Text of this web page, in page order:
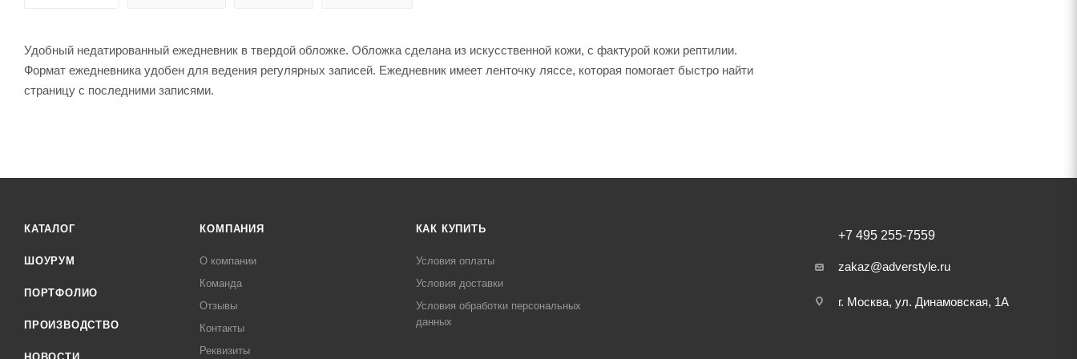
Удобный недатированный ежедневник в твердой обложке. Обложка сделана из искусственной кожи, с фактурой кожи рептилии.
Формат ежедневника удобен для ведения регулярных записей. Ежедневник имеет ленточку ляссе, которая помогает быстро найти
страницу с последними записями.
КАТАЛОГ
ШОУРУМ
ПОРТФОЛИО
ПРОИЗВОДСТВО
КОМПАНИЯ
О компании
Команда
Отзывы
Контакты
Реквизиты
КАК КУПИТЬ
Условия оплаты
Условия доставки
Условия обработки персональных
данных
+7 495 255-7559
zakaz@adverstyle.ru
г. Москва, ул. Динамовская, 1А